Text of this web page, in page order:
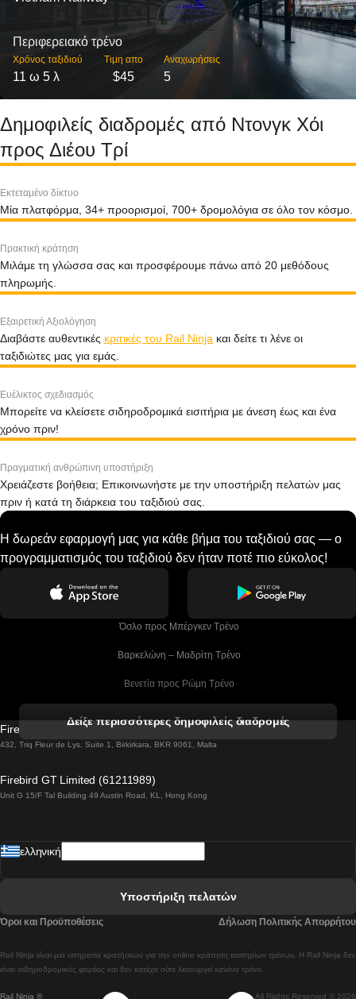
Περιφερειακό τρένο
Χρόνος ταξιδιού
11 ω 5 λ
Τιμη απο
$45
Αναχωρήσεις
5
Δημοφιλείς διαδρομές από Ντονγκ Χόι
προς Διέου Τρί
Εκτεταμένο δίκτυο
Μία πλατφόρμα, 34+ προορισμοί, 700+ δρομολόγια σε όλο τον κόσμο.
Πρακτική κράτηση
Μιλάμε τη γλώσσα σας και προσφέρουμε πάνω από 20 μεθόδους
πληρωμής.
Εξαιρετική Αξιολόγηση
Διαβάστε αυθεντικές κριτικές του Rail Ninja και δείτε τι λένε οι
ταξιδιώτες μας για εμάς.
Ευέλικτος σχεδιασμός
Μπορείτε να κλείσετε σιδηροδρομικά εισιτήρια με άνεση έως και ένα
χρόνο πριν!
Πραγματική ανθρώπινη υποστήριξη
Χρειάζεστε βοήθεια; Επικοινωνήστε με την υποστήριξη πελατών μας
πριν ή κατά τη διάρκεια του ταξιδιού σας.
Η δωρεάν εφαρμογή μας για κάθε βήμα του ταξιδιού σας — ο
προγραμματισμός του ταξιδιού δεν ήταν ποτέ πιο εύκολος!
Όσλο προς Μπέργκεν Tρένο
Βαρκελώνη – Μαδρίτη Tρένο
Βενετία προς Ρώμη Τρένο
Βιέννη προς Σάλτσμπουργκ Τρένα
Βουδαπέστη προς Πράγα Tρένο
Λισαβόνα προς Λάγος Tρένο
Δείξε περισσότερες δημοφιλείς διαδρομές
Firebird GT Limited (OC 1451)
432, Triq Fleur de Lys, Suite 1, Birkirkara, BKR 9061, Malta
Firebird GT Limited (61211989)
Unit G 15/F Tal Building 49 Austin Road, KL, Hong Kong
Rail Ninja ® All Rights Reserved © 2026
Rail Ninja είναι μια υπηρεσία κρατήσεων για την online κράτηση εισιτηρίων τρένων. Η Rail Ninja δεν
είναι σιδηροδρομικός φορέας και δεν κατέχει ούτε λειτουργεί κανένα τρένο.
ελληνική
Υποστήριξη πελατών
Όροι και Προϋποθέσεις Δήλωση Πολιτικής Απορρήτου